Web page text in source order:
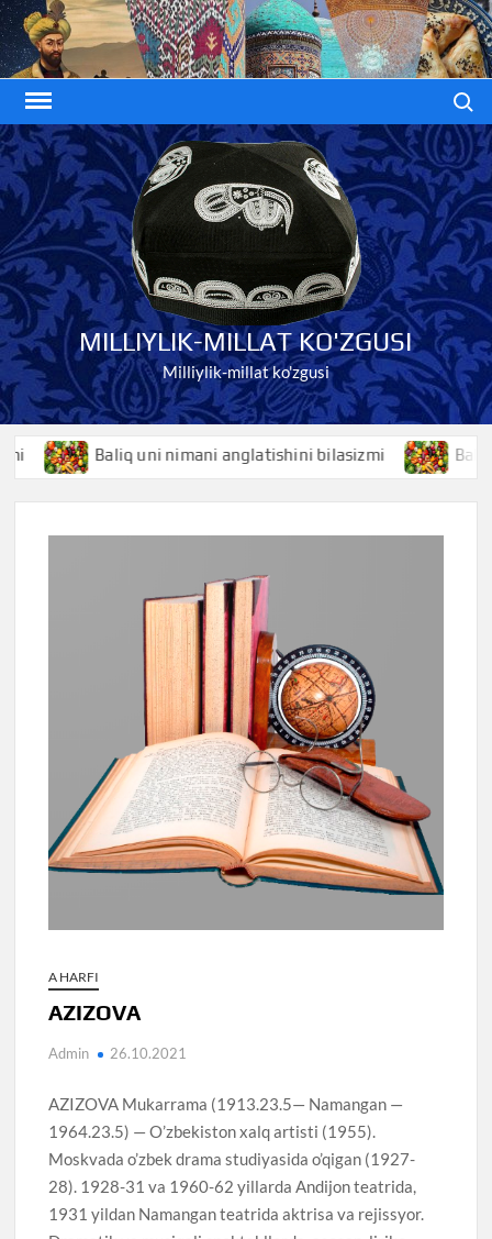
Skip
to
content
MILLIYLIK-MILLAT KO'ZGUSI
Milliylik-millat ko'zgusi
Baliq uni nimani anglatishini bilasizmi Baliqko’z
A HARFI
AZIZOVA
Admin 26.10.2021
AZIZOVA Mukarrama (1913.23.5— Namangan —
1964.23.5) — O’zbekiston xalq artisti (1955).
Moskvada o’zbek drama studiyasida o’qigan (1927-
28). 1928-31 va 1960-62 yillarda Andijon teatrida,
1931 yildan Namangan teatrida aktrisa va rejissyor.